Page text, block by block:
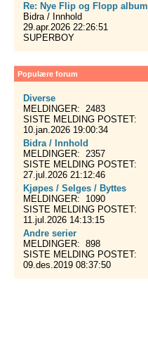
Re: Nye Flip og Flopp album
Bidra / Innhold
29.apr.2026 22:26:51
SUPERBOY
Populære forum
Diverse
MELDINGER: 2483
SISTE MELDING POSTET:
10.jan.2026 19:00:34
Bidra / Innhold
MELDINGER: 2357
SISTE MELDING POSTET:
27.jul.2026 21:12:46
Kjøpes / Selges / Byttes
MELDINGER: 1090
SISTE MELDING POSTET:
11.jul.2026 14:13:15
Andre serier
MELDINGER: 898
SISTE MELDING POSTET:
09.des.2019 08:37:50